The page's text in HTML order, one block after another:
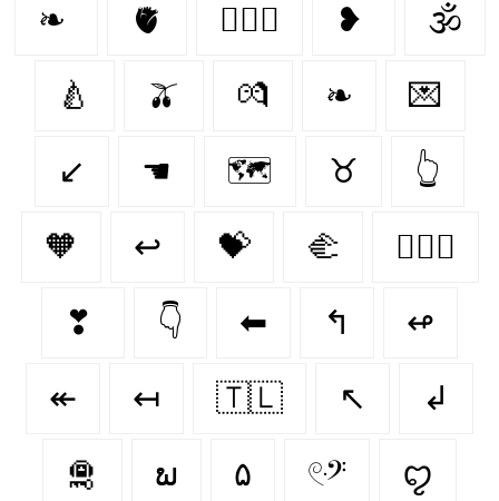
❧ 🫀 👨‍❤️‍👨 ❥ 🕉
🍐 🫒 💏 ❧ 💌
↙ ☚ 🗺️ ♉︎ 👆
🧡 ↩ 💝 🫲 👩‍❤️‍👩
❣ 👇 ⬅ ↰ ↫
↞ ↤ 🇹🇱 ↖ ↲
🛅 ພ ۵ 𓏲ּ𝄢 ꨄ︎